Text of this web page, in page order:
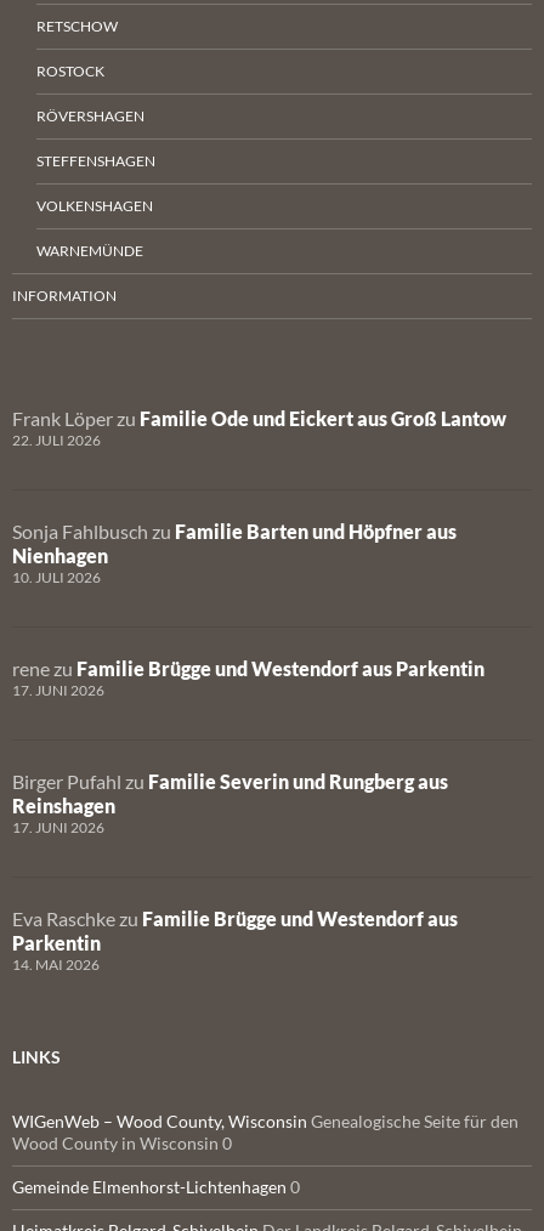
RETSCHOW
ROSTOCK
RÖVERSHAGEN
STEFFENSHAGEN
VOLKENSHAGEN
WARNEMÜNDE
INFORMATION
Frank Löper zu Familie Ode und Eickert aus Groß Lantow
22. JULI 2026
Sonja Fahlbusch zu Familie Barten und Höpfner aus
Nienhagen
10. JULI 2026
rene zu Familie Brügge und Westendorf aus Parkentin
17. JUNI 2026
Birger Pufahl zu Familie Severin und Rungberg aus
Reinshagen
17. JUNI 2026
Eva Raschke zu Familie Brügge und Westendorf aus
Parkentin
14. MAI 2026
LINKS
WIGenWeb – Wood County, Wisconsin Genealogische Seite für den
Wood County in Wisconsin 0
Gemeinde Elmenhorst-Lichtenhagen 0